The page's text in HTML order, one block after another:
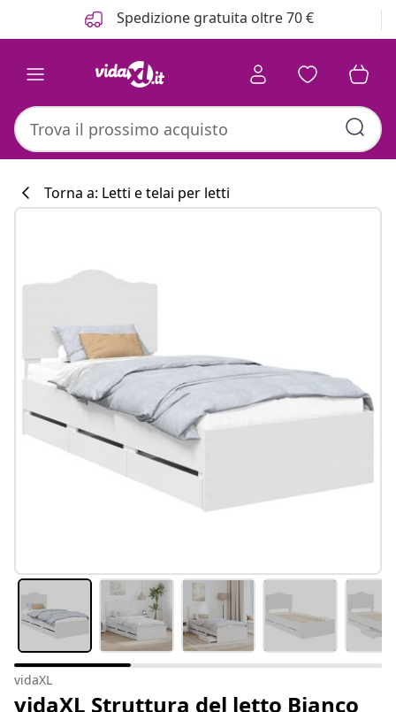
Spedizione gratuita oltre 70 €
Torna a: Letti e telai per letti
vidaXL
vidaXL Struttura del letto Bianco